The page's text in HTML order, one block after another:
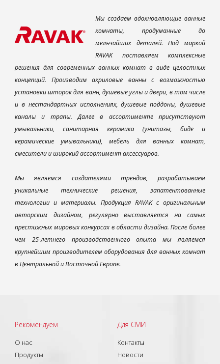
Мы создаем вдохновляющие ванные
комнаты, продуманные до
мельчайших деталей. Под маркой
RAVAK поставляем комплексные
решения для современных ванных комнат в виде целостных
концепций. Производим акриловые ванны с возможностью
установки шторок для ванн, душевые углы и двери, в том числе
и в нестандартных исполнениях, душевые поддоны, душевые
каналы и трапы. Далее в ассортименте присутствуют
умывальники, санитарная керамика (унитазы, биде и
керамические умывальники), мебель для ванных комнат,
смесители и широкий ассортимент аксессуаров.
Мы являемся создателями трендов, разрабатываем
уникальные технические решения, запатентованные
технологии и материалы. Продукция RAVAK с оригинальным
авторским дизайном, регулярно выставляется на самых
престижных мировых конкурсах в области дизайна. После более
чем 25-летнего производственного опыта мы являемся
крупнейшим производителем оборудования для ванных комнат
в Центральной и Восточной Европе.
Рекомендуем
О нас
Продукты
Для СМИ
Контакты
Новости